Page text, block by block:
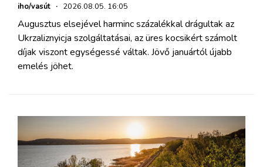
iho/vasút · 2026.08.05. 16:05
Augusztus elsejével harminc százalékkal drágultak az
Ukrzaliznyicja szolgáltatásai, az üres kocsikért számolt
díjak viszont egységessé váltak. Jövő januártól újabb
emelés jöhet.